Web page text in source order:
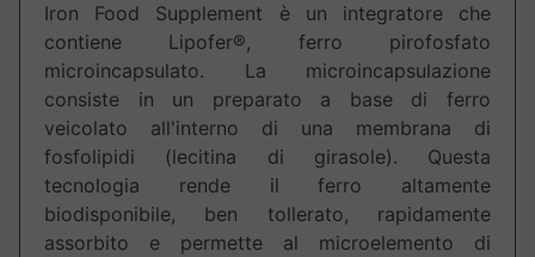
Iron Food Supplement è un integratore che
contiene Lipofer®, ferro pirofosfato
microincapsulato. La microincapsulazione
consiste in un preparato a base di ferro
veicolato all'interno di una membrana di
fosfolipidi (lecitina di girasole). Questa
tecnologia rende il ferro altamente
biodisponibile, ben tollerato, rapidamente
assorbito e permette al microelemento di